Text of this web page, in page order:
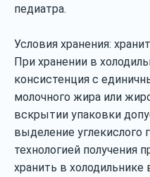
педиатра.
Условия хранения:
При хранении в
консистенция с
молочного жира или
вскрытии упаковки
выделение углекислого
технологией получения
хранить в